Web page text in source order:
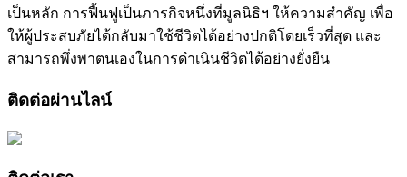
เป็นหลัก การฟื้นฟูเป็นภารกิจหนึ่งที่มูลนิธิฯ ให้ความสำคัญ เพื่อ
ให้ผู้ประสบภัยได้กลับมาใช้ชีวิตได้อย่างปกติโดยเร็วที่สุด และ
สามารถพึ่งพาตนเองในการดำเนินชีวิตได้อย่างยั่งยืน
ติดต่อผ่านไลน์